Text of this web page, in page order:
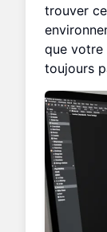
trouver
que votre
toujours